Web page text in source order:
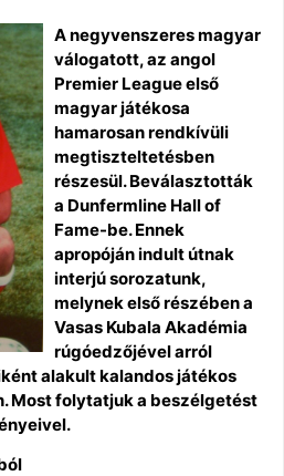
A negyvenszeres magyar
válogatott, az angol
Premier League első
magyar játékosa
hamarosan rendkívüli
megtiszteltetésben
részesül. Beválasztották
a Dunfermline Hall of
Fame-be. Ennek
apropóján indult útnak
interjú sorozatunk,
melynek első részében a
Vasas Kubala Akadémia
rúgóedzőjével arról
alakult kalandos játékos
Most folytatjuk a beszélgetést